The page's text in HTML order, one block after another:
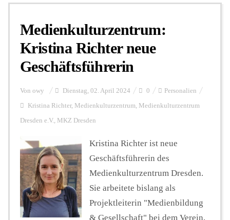
Personalien
Hintergrund
FUNKTURM-Beiträge
Podcast
Seminare
Medienkulturzentrum:
Kristina Richter neue
Geschäftsführerin
Von owy Dienstag, 02. April 2024 0 Personalien
Kristina Richter, Medienkulturzentrum, Medienkulturzentrum
Dresden e.V., MKZ Dresden
Kristina Richter ist neue
Geschäftsführerin des
Medienkulturzentrum Dresden.
Sie arbeitete bislang als
Projektleiterin "Medienbildung
& Gesellschaft" bei dem Verein.